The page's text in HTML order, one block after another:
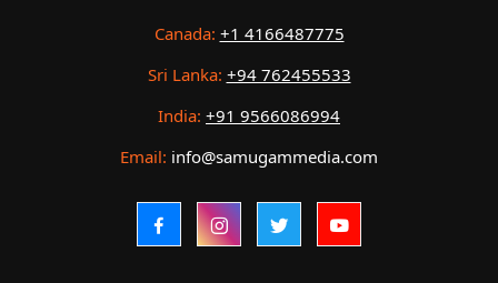
Canada: +1 4166487775
Sri Lanka: +94 762455533
India: +91 9566086994
Email: info@samugammedia.com